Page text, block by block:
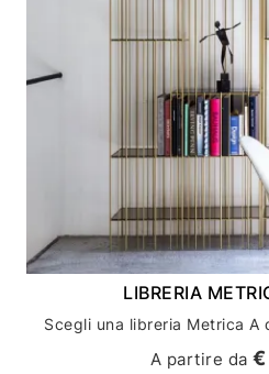
LIBRERIA
A partire da